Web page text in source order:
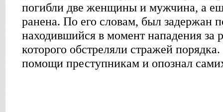
погибли две женщины и мужчина, а
ранена. По его словам, был задержан
находившийся в момент нападения за
которого обстреляли стражей
помощи преступникам и опознал